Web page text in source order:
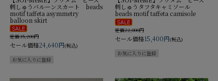
刺しゅうバルーンスカート beads
motif taffeta asymmetry
balloon skirt
定価35,200円
セール価格24,640円(税込)
刺しゅうタフタキャミソール
beads motif taffeta camisole
定価22,000円
セール価格15,400円(税込)